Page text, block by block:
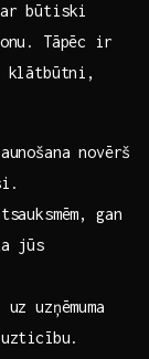
būtiski
Tāpēc ir
⁤klātbūtni,
novērš
gan
jūs
uzņēmuma